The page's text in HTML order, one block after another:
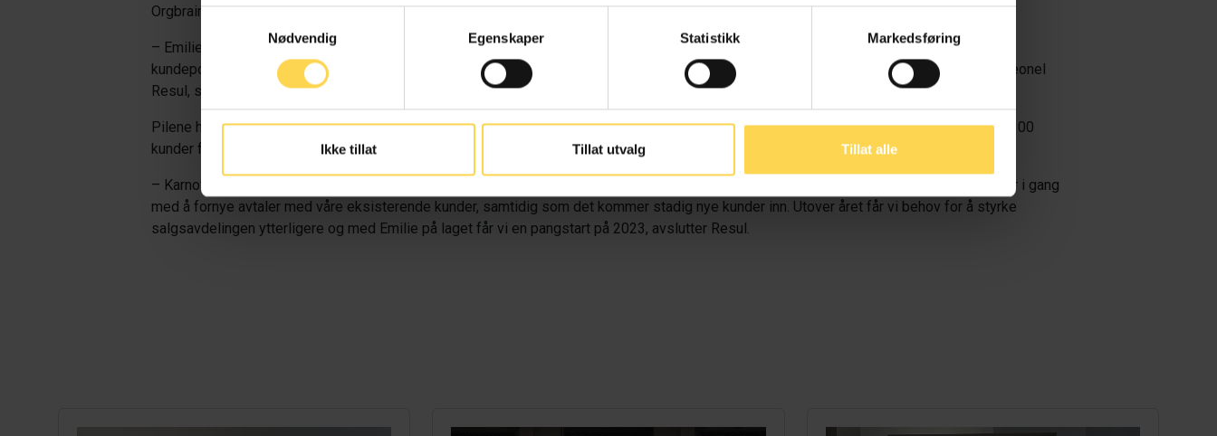
Nødvendig
Egenskaper Statistikk Markedsføring
Ikke tillat Tillat utvalg Tillat alle
Orgbrain, en leverandør av et digitalt verktøy for styrearbeid.
– Emilie er et stort talent som imponerte oss tidlig i ansettelsesprosessen. Med sterke vekstambisjoner og en stadig voksende
kundeportefølje er det avgjørende at vi har et solid salgsteam. Emilie vil bli en viktig bidragsyter for å få realisert våre vekstplaner, sier Leonel
Resul, salgssjef i Karnov Group Norway.
Pilene har pekt én vei for det juridiske forlaget siden de lanserte sine produkter høsten 2021. Ved inngangen av 2023 teller Karnov over 300
kunder fra alle segmenter, herunder det offentlige, private og akademia.
– Karnov hjelper norske jurister med å ta bedre beslutninger, raskere. Vi opplever en sterk etterspørsel etter våre ajourførte kilder, så vi er i gang
med å fornye avtaler med våre eksisterende kunder, samtidig som det kommer stadig nye kunder inn. Utover året får vi behov for å styrke
salgsavdelingen ytterligere og med Emilie på laget får vi en pangstart på 2023, avslutter Resul.